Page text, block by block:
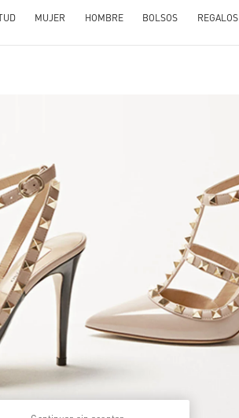
MUJER HOMBRE BOLSOS REGALOS
Link Opens in New Tab